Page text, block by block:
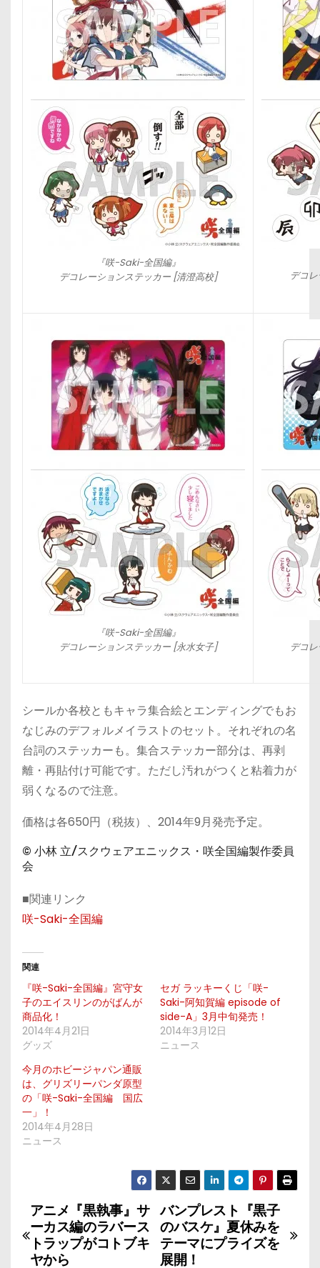
『咲-Saki-全国編』
デコレーションステッカー [清澄高校]
デコ
『咲-Saki-全国編』
デコレーションステッカー [永水女子]
デコ
シールか各校ともキャラ集合絵とエンディングでもお
なじみのデフォルメイラストのセット。それぞれの名
台詞のステッカーも。集合ステッカー部分は、再剥
離・再貼付け可能です。ただし汚れがつくと粘着力が
弱くなるので注意。
価格は各650円（税抜）、2014年9月発売予定。
© 小林 立/スクウェアエニックス・咲全国編製作委員
会
■関連リンク
咲-Saki-全国編
関連
『咲-Saki-全国編』宮守女
子のエイスリンのがばんが
商品化！
2014年4月21日
グッズ
セガ ラッキーくじ「咲-
Saki-阿知賀編 episode of
side-A」3月中旬発売！
2014年3月12日
ニュース
今月のホビージャパン通販
は、グリズリーパンダ原型
の「咲-Saki-全国編 国広
一」！
2014年4月28日
ニュース
投
稿
バンプレスト『黒子
のバスケ』夏休みを
テーマにプライズを
展開！
アニメ『黒執事』サ
ーカス編のラバース
トラップがコトブキ
ヤから